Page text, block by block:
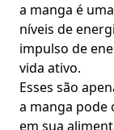
a manga é
níveis de
impulso de
vida ativo.
Esses são
a manga pode
em sua